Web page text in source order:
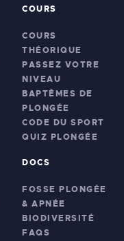
COURS
COURS
THÉORIQUE
PASSEZ VOTRE
NIVEAU
BAPTÊMES DE
PLONGÉE
CODE DU SPORT
QUIZ PLONGÉE
DOCS
FOSSE PLONGÉE
& APNÉE
BIODIVERSITÉ
FAQS